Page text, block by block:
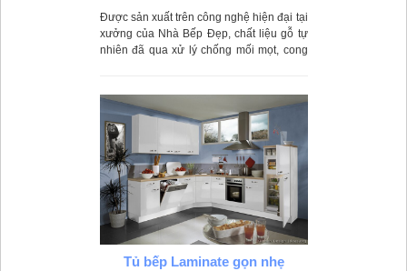
Được sản xuất trên công nghệ hiện đại tại
xưởng của Nhà Bếp Đẹp, chất liệu gỗ tự
nhiên đã qua xử lý chống mối mọt, cong
Tủ bếp Laminate gọn nhẹ